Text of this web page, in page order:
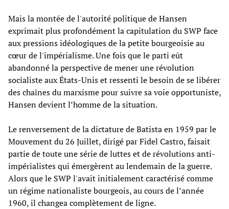
Mais la montée de l'autorité politique de Hansen
exprimait plus profondément la capitulation du SWP face
aux pressions idéologiques de la petite bourgeoisie au
cœur de l'impérialisme. Une fois que le parti eût
abandonné la perspective de mener une révolution
socialiste aux États-Unis et ressenti le besoin de se libérer
des chaînes du marxisme pour suivre sa voie opportuniste,
Hansen devient l’homme de la situation.
Le renversement de la dictature de Batista en 1959 par le
Mouvement du 26 Juillet, dirigé par Fidel Castro, faisait
partie de toute une série de luttes et de révolutions anti-
impérialistes qui émergèrent au lendemain de la guerre.
Alors que le SWP l'avait initialement caractérisé comme
un régime nationaliste bourgeois, au cours de l’année
1960, il changea complètement de ligne.